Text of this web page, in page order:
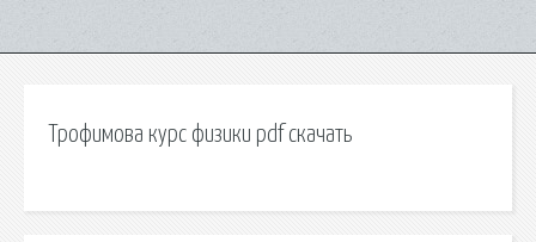
Трофимова курс физики pdf скачать